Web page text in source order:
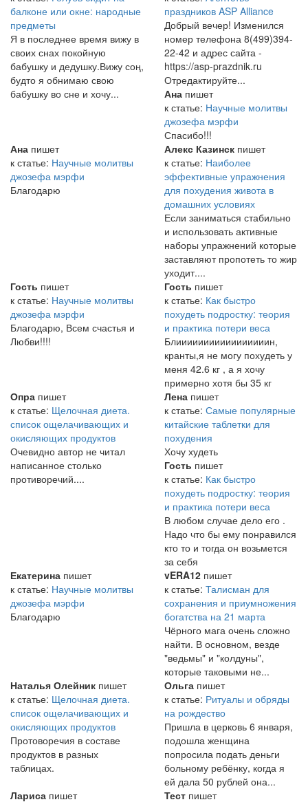
балконе или окне: народные
предметы
Я в последнее время вижу в
своих снах покойную
бабушку и дедушку.Вижу соң,
будто я обнимаю свою
бабушку во сне и хочу...
праздников ASP Alliance
Добрый вечер! Изменился
номер телефона 8(499)394-
22-42 и адрес сайта -
https://asp-prazdnik.ru
Отредактируйте...
Ана пишет
к статье: Научные молитвы
джозефа мэрфи
Спасибо!!!
Ана пишет
к статье: Научные молитвы
джозефа мэрфи
Благодарю
Алекс Казинск пишет
к статье: Наиболее
эффективные упражнения
для похудения живота в
домашних условиях
Если заниматься стабильно
и использовать активные
наборы упражнений которые
заставляют пропотеть то жир
уходит....
Гость пишет
к статье: Научные молитвы
джозефа мэрфи
Благодарю, Всем счастья и
Любви!!!!
Гость пишет
к статье: Как быстро
похудеть подростку: теория
и практика потери веса
Блииииииииииииииииин,
кранты,я не могу похудеть у
меня 42.6 кг , а я хочу
примерно хотя бы 35 кг
Опра пишет
к статье: Щелочная диета.
список ощелачивающих и
окисляющих продуктов
Очевидно автор не читал
написанное столько
противоречий....
Лена пишет
к статье: Самые популярные
китайские таблетки для
похудения
Хочу худеть
Гость пишет
к статье: Как быстро
похудеть подростку: теория
и практика потери веса
В любом случае дело его .
Надо что бы ему понравился
кто то и тогда он возьмется
за себя
Екатерина пишет
к статье: Научные молитвы
джозефа мэрфи
Благодарю
vERA12 пишет
к статье: Талисман для
сохранения и приумножения
богатства на 21 марта
Чёрного мага очень сложно
найти. В основном, везде
"ведьмы" и "колдуны",
которые таковыми не...
Наталья Олейник пишет
к статье: Щелочная диета.
список ощелачивающих и
окисляющих продуктов
Протоворечия в составе
продуктов в разных
таблицах.
Ольга пишет
к статье: Ритуалы и обряды
на рождество
Пришла в церковь 6 января,
подошла женщина
попросила подать деньги
больному ребёнку, когда я
ей дала 50 рублей она...
Лариса пишет
Тест пишет